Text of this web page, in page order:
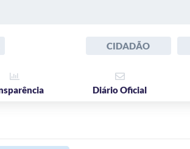
CIDADÃO
Diário Oficial